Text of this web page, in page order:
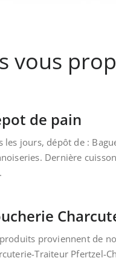
vous
de pain
les jours, dépôt de :
Dernière
proviennent de
Traiteur Pfertzel-